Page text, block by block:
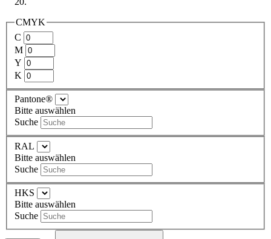
CMYK
C
M
Y
K
Pantone®
Bitte auswählen
Suche
RAL
Bitte auswählen
Suche
HKS
Bitte auswählen
Suche